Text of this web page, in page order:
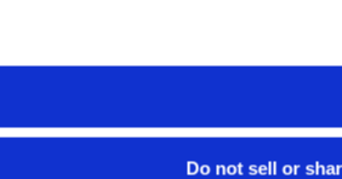
Do not sell or